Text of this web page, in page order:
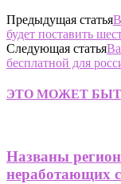
Предыдущая статья
будет поставить
Следующая статья
бесплатной для
ЭТО МОЖЕТ
Названы
неработающих